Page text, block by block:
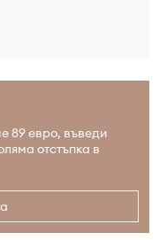
89 евро, въведи
отстъпка в